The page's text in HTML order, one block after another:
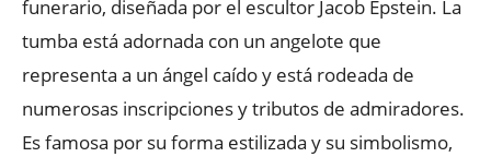
funerario, diseñada por el escultor Jacob Epstein. La
tumba está adornada con un angelote que
representa a un ángel caído y está rodeada de
numerosas inscripciones y tributos de admiradores.
Es famosa por su forma estilizada y su simbolismo,